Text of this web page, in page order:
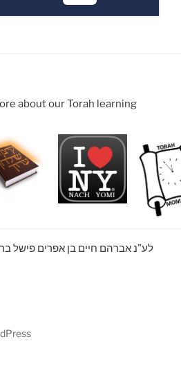
about our Torah learning
לע”נ אברהם חיים בן אפרים פישל